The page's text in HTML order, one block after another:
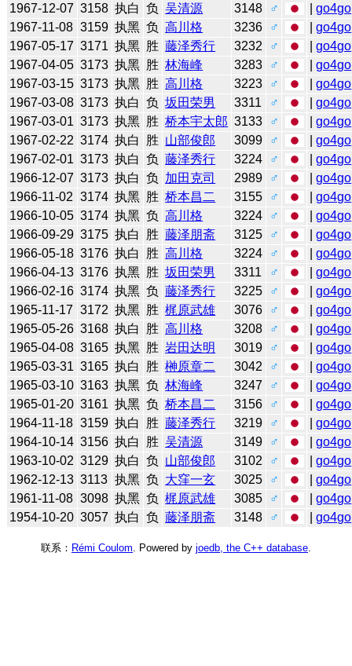
1967-12-07 3158 执白 负 吴清源 3148 ♂ |go4go
1967-11-08 3159 执黑 负 高川格 3236 ♂ |go4go
1967-05-17 3171 执黑 胜 藤泽秀行 3232 ♂ |go4go
1967-04-05 3173 执黑 胜 林海峰 3283 ♂ |go4go
1967-03-15 3173 执黑 胜 高川格 3223 ♂ |go4go
1967-03-08 3173 执白 负 坂田荣男 3311 ♂ |go4go
1967-03-01 3173 执黑 胜 桥本宇太郎 3133 ♂ |go4go
1967-02-22 3174 执白 胜 山部俊郎 3099 ♂ |go4go
1967-02-01 3173 执白 负 藤泽秀行 3224 ♂ |go4go
1966-12-07 3173 执白 负 加田克司 2989 ♂ |go4go
1966-11-02 3174 执黑 胜 桥本昌二 3155 ♂ |go4go
1966-10-05 3174 执黑 负 高川格 3224 ♂ |go4go
1966-09-29 3175 执白 胜 藤泽朋斋 3125 ♂ |go4go
1966-05-18 3176 执白 胜 高川格 3224 ♂ |go4go
1966-04-13 3176 执黑 胜 坂田荣男 3311 ♂ |go4go
1966-02-16 3174 执黑 负 藤泽秀行 3225 ♂ |go4go
1965-11-17 3172 执黑 胜 梶原武雄 3076 ♂ |go4go
1965-05-26 3168 执白 胜 高川格 3208 ♂ |go4go
1965-04-08 3165 执黑 胜 岩田达明 3019 ♂ |go4go
1965-03-31 3165 执白 胜 榊原章二 3042 ♂ |go4go
1965-03-10 3163 执黑 负 林海峰 3247 ♂ |go4go
1965-01-20 3161 执黑 负 桥本昌二 3156 ♂ |go4go
1964-11-18 3159 执白 胜 藤泽秀行 3219 ♂ |go4go
1964-10-14 3156 执白 胜 吴清源 3149 ♂ |go4go
1963-10-02 3129 执白 负 山部俊郎 3102 ♂ |go4go
1962-12-13 3113 执黑 负 大窪一玄 3025 ♂ |go4go
1961-11-08 3098 执黑 负 梶原武雄 3085 ♂ |go4go
1954-10-20 3057 执白 负 藤泽朋斋 3148 ♂ |go4go
联系： Rémi Coulom . Powered by joedb, the C++ database